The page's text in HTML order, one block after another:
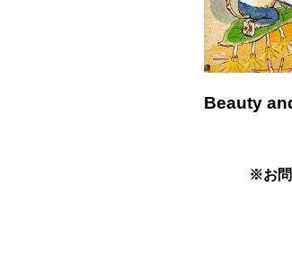
Beauty
※お問